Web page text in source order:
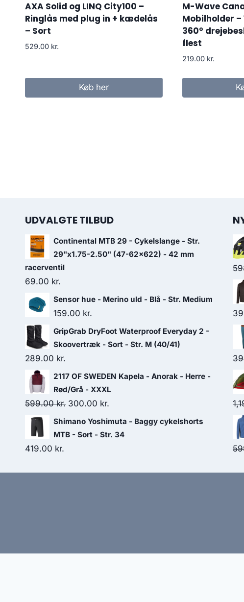
AXA Solid og LINQ City100 –
Ringlås med plug in + kædelås
– Sort
529.00 kr.
Køb her
M-Wave
Mobilholder
360°
flest
219.00 kr.
UDVALGTE TILBUD
Continental MTB 29 - Cykelslange - Str.
29"x1.75-2.50" (47-62x622) - 42 mm
racerventil
69.00 kr.
Sensor hue - Merino uld - Blå - Str. Medium
159.00 kr.
GripGrab DryFoot Waterproof Everyday 2 -
Skoovertræk - Sort - Str. M (40/41)
289.00 kr.
2117 OF SWEDEN Kapela - Anorak - Herre -
Rød/Grå - XXXL
599.00kr. Original
price
was:
300.00 kr.
price
is:
Shimano Yoshimuta - Baggy cykelshorts
MTB - Sort - Str. 34
419.00 kr.